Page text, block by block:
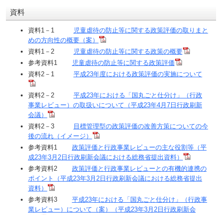
資料
資料1－1
児童虐待の防止等に関する政策評価の取りまと
めの方向性の概要（案）
資料1－2
児童虐待の防止等に関する政策の概要
参考資料1
児童虐待の防止等に関する政策評価
資料2－1 平成23年度における政策評価の実施について
資料2－2 平成23年における「国丸ごと仕分け」（行政
事業レビュー）の取扱いについて（平成23年4月7日行政刷新
会議）
資料2－3
目標管理型の政策評価の改善方策についての今
後の流れ（イメージ）
参考資料1 政策評価と行政事業レビューの主な役割等（平
成23年3月2日行政刷新会議における総務省提出資料）
参考資料2 政策評価と行政事業レビューとの有機的連携の
ポイント（平成23年3月2日行政刷新会議における総務省提出
資料）
参考資料3 平成23年における「国丸ごと仕分け」（行政事
業レビュー）について（案）（平成23年3月2日行政刷新会